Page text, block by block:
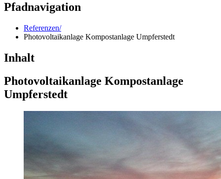
Pfadnavigation
Referenzen/
Photovoltaikanlage Kompostanlage Umpferstedt
Inhalt
Photovoltaikanlage Kompostanlage
Umpferstedt